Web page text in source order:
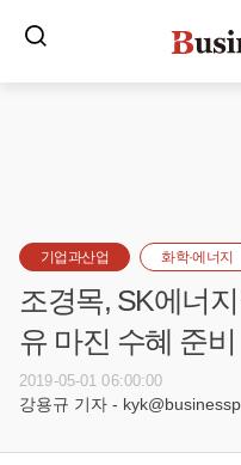
기업과산업 화학·에너지
조경목, SK에너
유 마진 수혜 준비
2019-05-01 06:00:00
강용규 기자 -